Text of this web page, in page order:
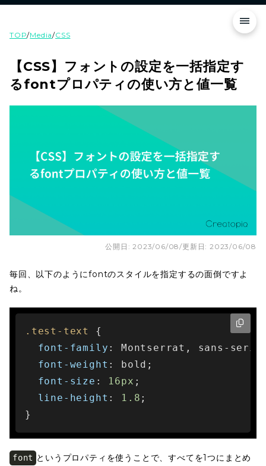
TOP/Media/CSS
【CSS】フォントの設定を一括指定す
るfontプロパティの使い方と値一覧
公開日: 2023/06/08/更新日: 2023/06/08
毎回、以下のようにfontのスタイルを指定するの面倒ですよ
ね。
.test-text
{
font-family : Montserrat, sans-
font-weight : bold;
font-size : 16px ;
line-height : 1.8 ;
}
font というプロパティを使うことで、すべてを1つにまとめ